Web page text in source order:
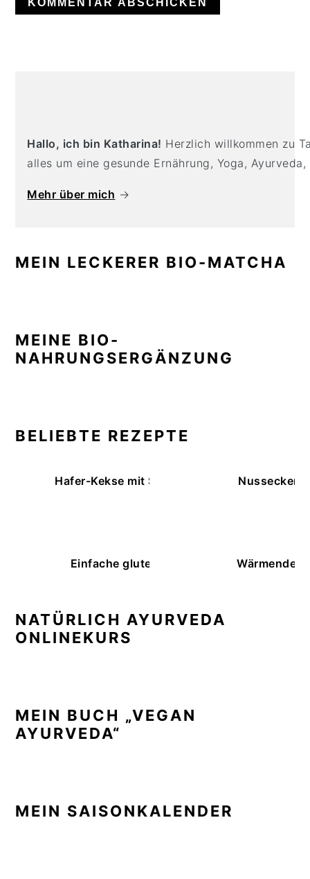
Hallo, ich bin Katharina! Herzlich willkommen zu
alles um eine gesunde Ernährung, Yoga,
Mehr über mich →
MEIN LECKERER BIO-MATCHA
MEINE BIO-
NAHRUNGSERGÄNZUNG
BELIEBTE REZEPTE
Hafer-Kekse mit Schokoüberzug (ohne
Nussecken
Einfache glutenfreie Buchweizenbrötchen
Wärmende
NATÜRLICH AYURVEDA
ONLINEKURS
MEIN BUCH „VEGAN
AYURVEDA“
MEIN SAISONKALENDER